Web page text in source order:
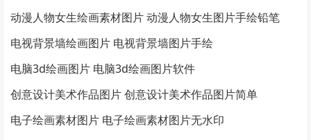
动漫人物女生绘画素材图片 动漫人物女生图片手绘铅笔
电视背景墙绘画图片 电视背景墙图片手绘
电脑3d绘画图片 电脑3d绘画图片软件
创意设计美术作品图片 创意设计美术作品图片简单
电子绘画素材图片 电子绘画素材图片无水印